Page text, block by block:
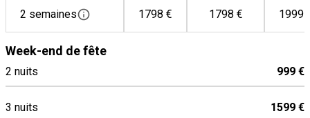
2 semaines 1798 € 1798 € 1999
Week-end de fête
2 nuits 999 €
3 nuits 1599 €